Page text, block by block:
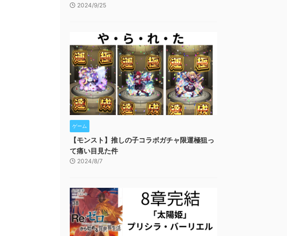
2024/9/25
ゲーム
【モンスト】推しの子コラボガチャ限運極狙っ
て痛い目見た件
2024/8/7